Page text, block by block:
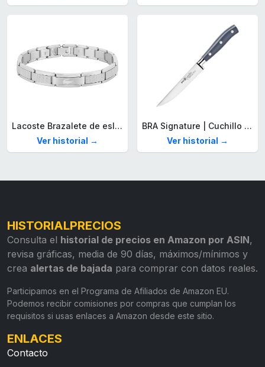
Lacoste Brazalete de eslabón para Hombre Colección STENCIL de Acero inoxidable
Ver historial →
BRA Signature | Cuchillo tomatero 120 mm, Acero Inoxidable alemán forjado con Molibdeno Vanadio, Mango Remachado ABS, Diseño Ergonómico, Hoja 1,6 mm espesor
Ver historial →
HISTORIALPRECIOS
Consulta el historial de precios en Amazon por ASIN,
revisa gráficas, media de 90 días, máximos/mínimos y
crea alertas de bajada para comprar con datos reales.
Participamos en el Programa de Afiliados de Amazon EU.
Podemos recibir comisiones por compras que cumplan los
requisitos si usas enlaces a Amazon desde este sitio.
ENLACES
Contacto